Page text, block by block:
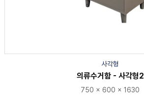
사각형
의류수거함 - 사각형2
750 × 600 × 1630